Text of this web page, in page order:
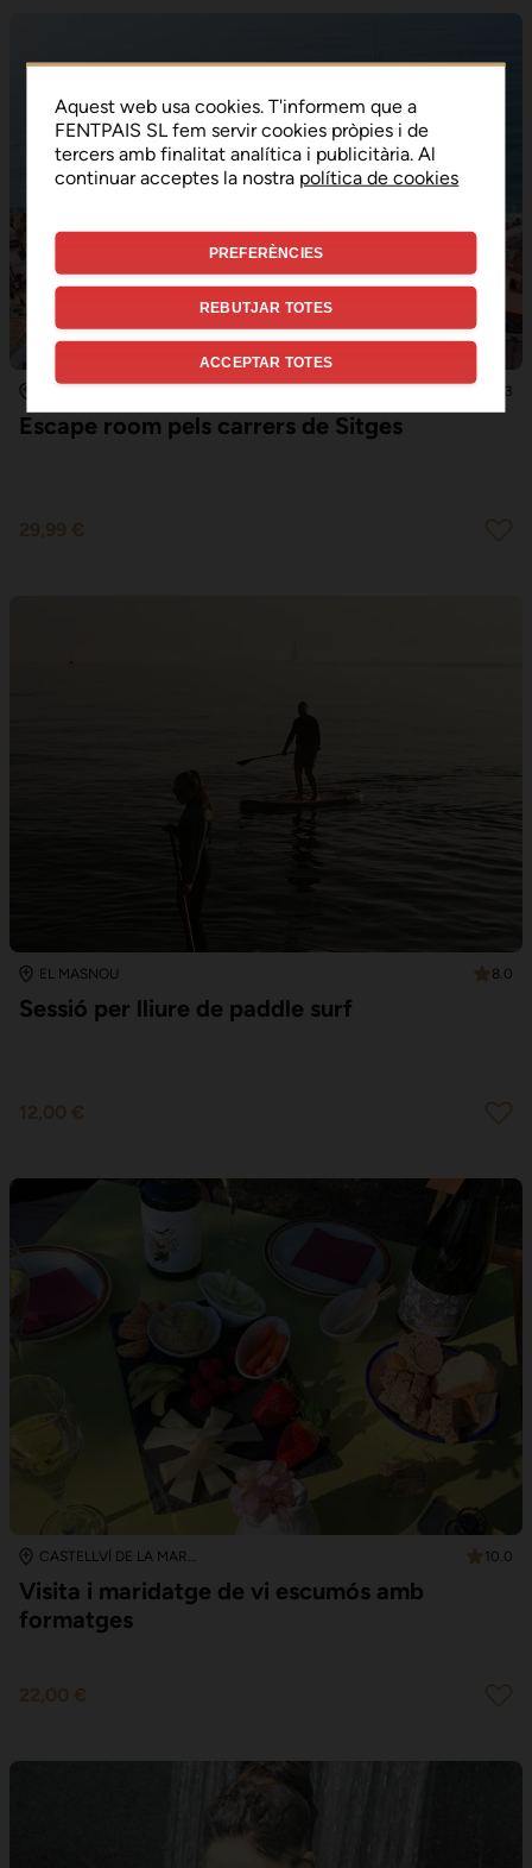
6.3
Escape room pels carrers de Sitges
EL MASNOU 8.0
Sessió per lliure de paddle surf
CASTELLVÍ DE LA MARCA 10.0
Visita i maridatge de vi escumós amb
formatges
Aquest web usa cookies. T'informem que a
FENTPAIS SL fem servir cookies pròpies i de
tercers amb finalitat analítica i publicitària. Al
continuar acceptes la nostra política de cookies
PREFERÈNCIES
REBUTJAR TOTES
ACCEPTAR TOTES